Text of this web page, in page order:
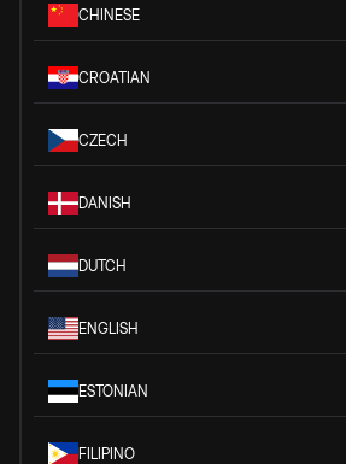
CHINESE
CROATIAN
CZECH
DANISH
DUTCH
ENGLISH
ESTONIAN
FILIPINO